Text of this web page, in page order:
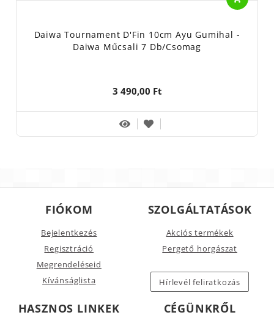
Daiwa Tournament D'Fin 10cm Ayu Gumihal -
Daiwa Műcsali 7 Db/csomag
3 490,00 Ft
FIÓKOM
Bejelentkezés
Regisztráció
Megrendeléseid
Kívánságlista
SZOLGÁLTATÁSOK
Akciós termékek
Pergető horgászat
Hírlevél feliratkozás
HASZNOS LINKEK CÉGÜNKRŐL